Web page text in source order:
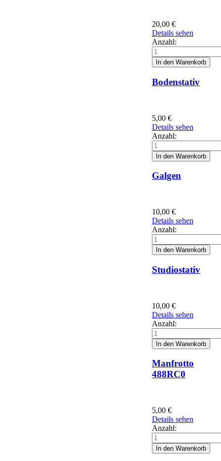
20,00 €
Details sehen
Anzahl:
Bodenstativ
5,00 €
Details sehen
Anzahl:
Galgen
10,00 €
Details sehen
Anzahl:
Studiostativ
10,00 €
Details sehen
Anzahl:
Manfrotto
488RC0
5,00 €
Details sehen
Anzahl: